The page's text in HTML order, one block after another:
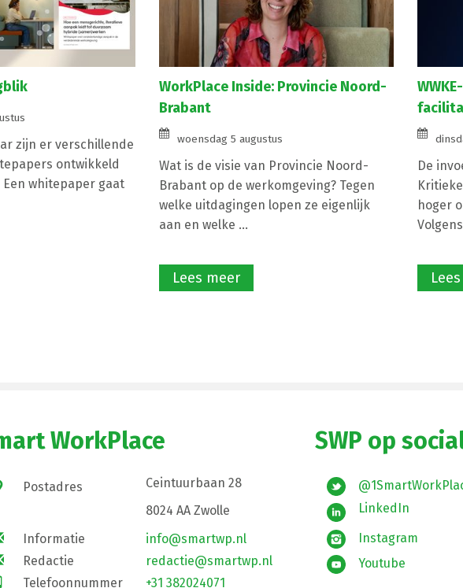
zijn er verschillende
ontwikkeld
whitepaper gaat
WorkPlace Inside: Provincie Noord-
Brabant
woensdag 5 augustus
Wat is de visie van Provincie Noord-
Brabant op de werkomgeving? Tegen
welke uitdagingen lopen ze eigenlijk
aan en welke ...
Lees meer
De
hoger
WorkPlace
Postadres
Ceintuurbaan 28
8024 AA Zwolle
Informatie
info@smartwp.nl
Redactie
redactie@smartwp.nl
Telefoonnummer
+31 382024071
SWP op
LinkedIn
Instagram
Youtube